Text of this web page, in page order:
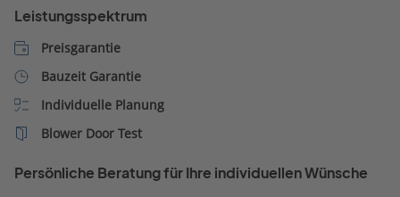
abgewiegelt. Dem
Leistungsspektrum
Preisgarantie
Bauzeit Garantie
Individuelle Planung
Blower Door Test
Persönliche Beratung für Ihre individuellen Wünsche